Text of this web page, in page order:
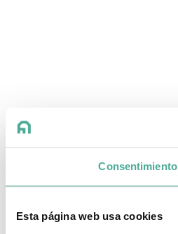
Consentimiento
Esta página web usa cookies